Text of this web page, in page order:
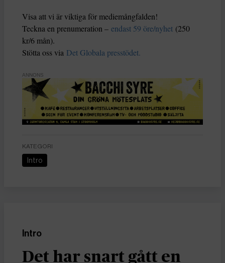
Visa att vi är viktiga för mediemångfalden!
Teckna en prenumeration – endast 59 öre/nyhet (250
kr/6 mån).
Stötta oss via Det Globala presstödet.
ANNONS
KATEGORI
Intro
Intro
Det har snart gått en